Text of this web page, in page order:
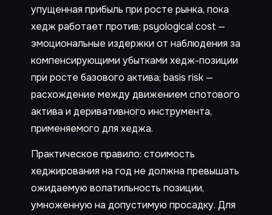
упущенная прибыль при росте рынка, пока
хедж работает против; psyological cost —
эмоциональные издержки от наблюдения за
компенсирующими убытками хедж-позиции
при росте базового актива; basis risk —
расхождение между движением спотового
актива и деривативного инструмента,
применяемого для хеджа.
Практическое правило: стоимость
хеджирования на год не должна превышать
ожидаемую волатильность позиции,
умноженную на допустимую просадку. Для